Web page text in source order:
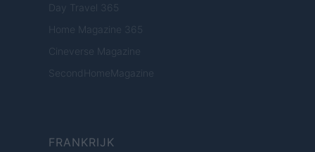
Day Travel 365
Home Magazine 365
Cineverse Magazine
SecondHomeMagazine
FRANKRIJK